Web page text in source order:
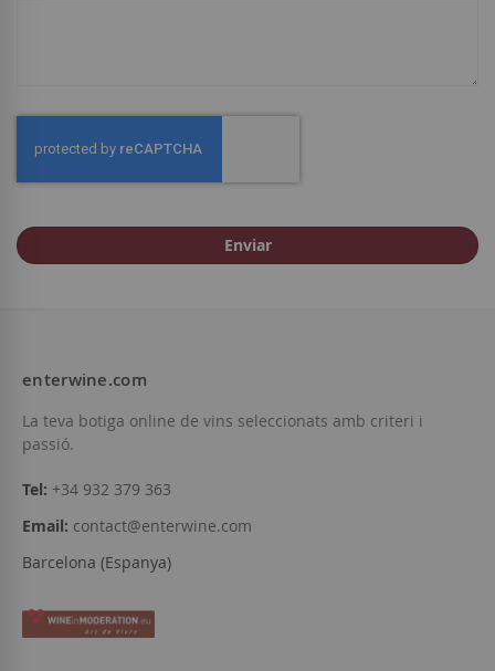
Enviar
enterwine.com
La teva botiga online de vins seleccionats amb criteri i
passió.
Tel: +34 932 379 363
Email: contact@enterwine.com
Barcelona (Espanya)